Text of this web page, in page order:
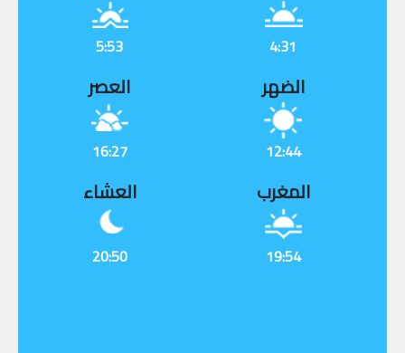
4:31
5:53
الضهر
12:44
العصر
16:27
المغرب
19:54
العشاء
20:50